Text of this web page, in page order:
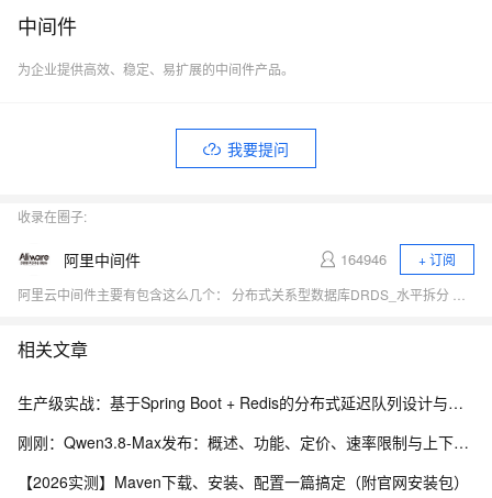
中间件
为企业提供高效、稳定、易扩展的中间件产品。
我要提问
收录在圈子:
阿里中间件 164946
+ 订阅
相关文章
生产级实战：基于Spring Boot + Redis的分布式延迟队列设计与实现
刚刚：Qwen3.8-Max发布：概述、功能、定价、速率限制与上下文、内置工具及API 参考指南
【2026实测】Maven下载、安装、配置一篇搞定（附官网安装包）